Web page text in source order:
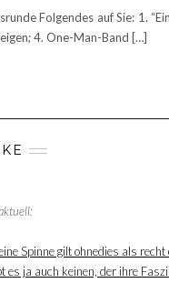
Folgendes auf Sie: 1.
4. One-Man-Band […]
Spinne gilt ohnedies als
ja auch keinen, der ihre